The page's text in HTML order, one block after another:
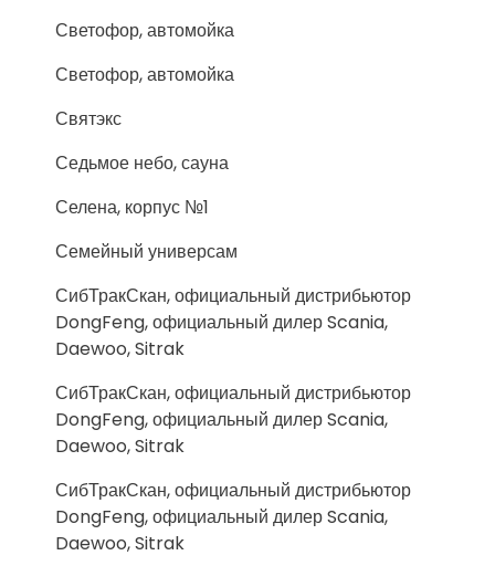
Светофор, автомойка
Светофор, автомойка
Святэкс
Седьмое небо, сауна
Селена, корпус №1
Семейный универсам
СибТракСкан, официальный дистрибьютор
DongFeng, официальный дилер Scania,
Daewoo, Sitrak
СибТракСкан, официальный дистрибьютор
DongFeng, официальный дилер Scania,
Daewoo, Sitrak
СибТракСкан, официальный дистрибьютор
DongFeng, официальный дилер Scania,
Daewoo, Sitrak